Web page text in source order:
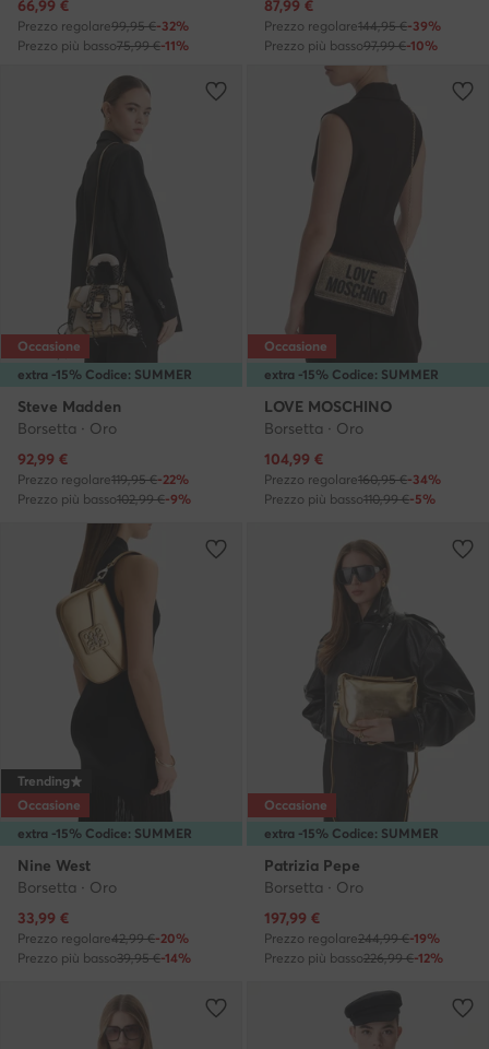
Prezzo attuale
66,99 €
Prezzo regolare99,95 €-32%
Prezzo più basso75,99 €-11%
Prezzo attuale
87,99 €
Prezzo regolare144,95 €-39%
Prezzo più basso97,99 €-10%
extra -15% Codice: SUMMER
Occasione
Steve Madden
Borsetta · Oro
Prezzo attuale
92,99 €
Prezzo regolare119,95 €-22%
Prezzo più basso102,99 €-9%
extra -15% Codice: SUMMER
Occasione
LOVE MOSCHINO
Borsetta · Oro
Prezzo attuale
104,99 €
Prezzo regolare160,95 €-34%
Prezzo più basso110,99 €-5%
extra -15% Codice: SUMMER
Trending
Occasione
Nine West
Borsetta · Oro
Prezzo attuale
33,99 €
Prezzo regolare42,99 €-20%
Prezzo più basso39,95 €-14%
extra -15% Codice: SUMMER
Occasione
Patrizia Pepe
Borsetta · Oro
Prezzo attuale
197,99 €
Prezzo regolare244,99 €-19%
Prezzo più basso226,99 €-12%